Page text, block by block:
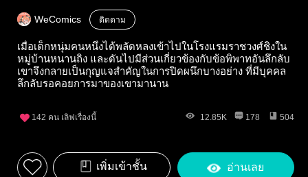
WeComics ติดตาม
เมื่อเด็กหนุ่มคนหนึ่งได้พลัดหลงเข้าไปในโรงแรมราชวงศ์ชิงใน
หมู่บ้านหนานถิง และดันไปมีส่วนเกี่ยวข้องกับข้อพิพาทอันลึกลับ
เขาจึงกลายเป็นกุญแจสำคัญในการปิดผนึกบางอย่าง ที่มีบุคคล
ลึกลับรอคอยการมาของเขามานาน
142 คน เลิฟเรื่องนี้ 12.85K 178 504
เพิ่มเข้าชั้น อ่านเลย